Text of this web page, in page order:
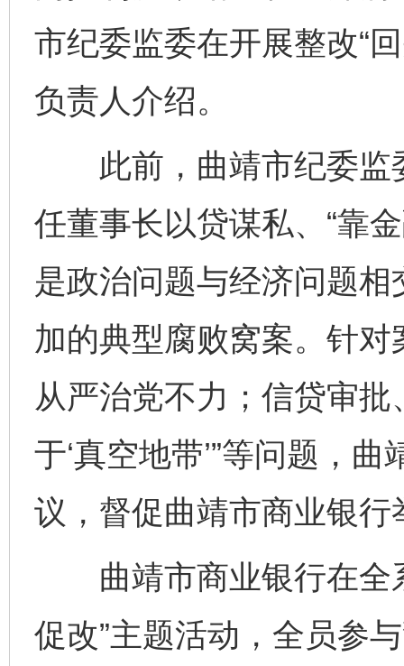
市纪委监委在开展整改“
负责人介绍。
此前，曲靖市纪委监
任董事长以贷谋私、“靠
是政治问题与经济问题
加的典型腐败窝案。针
从严治党不力；信贷审
于‘真空地带’”等问题，
议，督促曲靖市商业银
曲靖市商业银行在全
促改”主题活动，全员参